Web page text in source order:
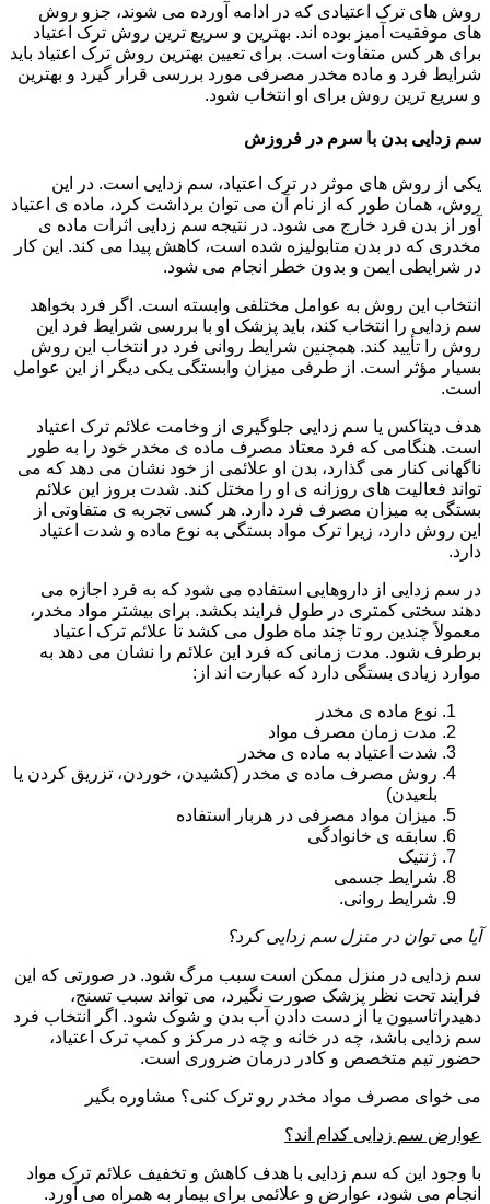
روش های ترک اعتیادی که در ادامه آورده می شوند، جزو روش
های موفقیت آمیز بوده اند. بهترین و سریع ترین روش ترک اعتیاد
برای هر کس متفاوت است. برای تعیین بهترین روش ترک اعتیاد باید
شرایط فرد و ماده مخدر مصرفی مورد بررسی قرار گیرد و بهترین
و سریع ترین روش برای او انتخاب شود.
سم زدایی بدن با سرم در فروزش
یکی از روش های موثر در ترک اعتیاد، سم زدایی است. در این
روش، همان طور که از نام آن می توان برداشت کرد، ماده ی اعتیاد
آور از بدن فرد خارج می شود. در نتیجه سم زدایی اثرات ماده ی
مخدری که در بدن متابولیزه شده است، کاهش پیدا می کند. این کار
در شرایطی ایمن و بدون خطر انجام می شود.
انتخاب این روش به عوامل مختلفی وابسته است. اگر فرد بخواهد
سم زدایی را انتخاب کند، باید پزشک او با بررسی شرایط فرد این
روش را تأیید کند. همچنین شرایط روانی فرد در انتخاب این روش
بسیار مؤثر است. از طرفی میزان وابستگی یکی دیگر از این عوامل
است.
هدف دیتاکس یا سم زدایی جلوگیری از وخامت علائم ترک اعتیاد
است. هنگامی که فرد معتاد مصرف ماده ی مخدر خود را به طور
ناگهانی کنار می گذارد، بدن او علائمی از خود نشان می دهد که می
تواند فعالیت های روزانه ی او را مختل کند. شدت بروز این علائم
بستگی به میزان مصرف فرد دارد. هر کسی تجربه ی متفاوتی از
این روش دارد، زیرا ترک مواد بستگی به نوع ماده و شدت اعتیاد
دارد.
در سم زدایی از داروهایی استفاده می شود که به فرد اجازه می
دهند سختی کمتری در طول فرایند بکشد. برای بیشتر مواد مخدر،
معمولاً چندین رو تا چند ماه طول می کشد تا علائم ترک اعتیاد
برطرف شود. مدت زمانی که فرد این علائم را نشان می دهد به
موارد زیادی بستگی دارد که عبارت اند از:
نوع ماده ی مخدر
مدت زمان مصرف مواد
شدت اعتیاد به ماده ی مخدر
روش مصرف ماده ی مخدر (کشیدن، خوردن، تزریق کردن یا
بلعیدن)
میزان مواد مصرفی در هربار استفاده
سابقه ی خانوادگی
ژنتیک
شرایط جسمی
شرایط روانی.
آیا می توان در منزل سم زدایی کرد؟
سم زدایی در منزل ممکن است سبب مرگ شود. در صورتی که این
فرایند تحت نظر پزشک صورت نگیرد، می تواند سبب تسنج،
دهیدراتاسیون یا از دست دادن آب بدن و شوک شود. اگر انتخاب فرد
سم زدایی باشد، چه در خانه و چه در مرکز و کمپ ترک اعتیاد،
حضور تیم متخصص و کادر درمان ضروری است.
می خوای مصرف مواد مخدر رو ترک کنی؟ مشاوره بگیر
عوارض سم زدایی کدام اند؟
با وجود این که سم زدایی با هدف کاهش و تخفیف علائم ترک مواد
انجام می شود، عوارض و علائمی برای بیمار به همراه می آورد.